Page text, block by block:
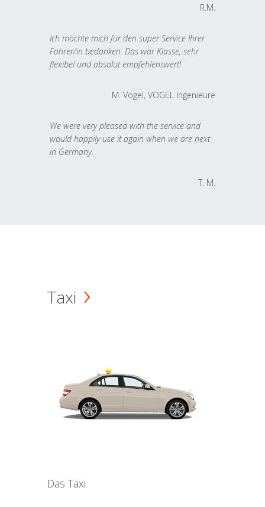
R.M.
Ich möchte mich für den super Service Ihrer
Fahrer/in bedanken. Das war Klasse, sehr
flexibel und absolut empfehlenswert!
M. Vogel, VOGEL Ingenieure
We were very pleased with the service and
would happily use it again when we are next
in Germany.
T. M.
Taxi
Das Taxi